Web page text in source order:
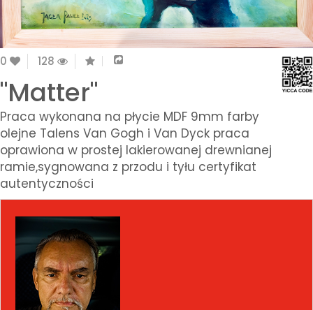
0 128
"Matter"
Praca wykonana na płycie MDF 9mm farby
olejne Talens Van Gogh i Van Dyck praca
oprawiona w prostej lakierowanej drewnianej
ramie,sygnowana z przodu i tyłu certyfikat
autentyczności